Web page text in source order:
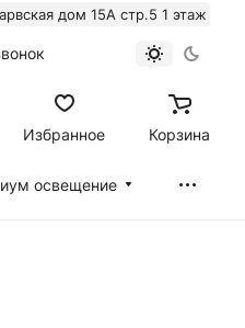
дом 15А стр.5 1 этаж
Избранное Корзина
освещение